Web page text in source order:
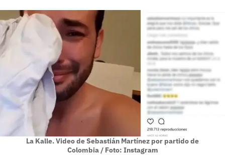
La Kalle. Video de Sebastián Martínez por partido de
Colombia / Foto: Instagram